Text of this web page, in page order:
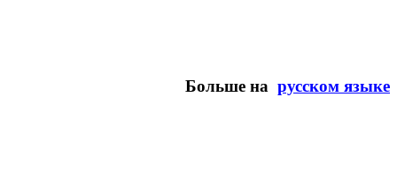
Больше на русском языке